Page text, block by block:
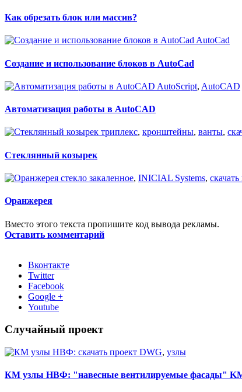
Как обрезать блок или массив?
AutoCad
Создание и использование блоков в AutoCad
AutoScript, AutoCAD
Автоматизация работы в AutoCAD
триплекс, кронштейны, ванты,
Стеклянный козырек
стекло закаленное, INICIAL Systems,
Оранжерея
Вместо этого текста пропишите код вывода рекламы.
Оставить комментарий
Вконтакте
Twitter
Facebook
Google +
Youtube
Случайный проект
скачать проект DWG, узлы
КМ узлы НВФ: "навесные вентилируемые фасады"